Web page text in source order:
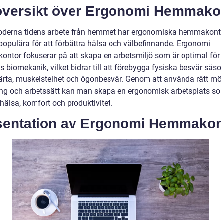
över Ergonomi
tidens arbete från hemmet har ergonomiska
för att förbättra hälsa och välbefinnande. Ergonomi
fokuserar på att skapa en arbetsmiljö som är optimal för
biomekanik, vilket bidrar till att förebygga fysiska besvär
muskelstelhet och ögonbesvär. Genom att använda rätt
och arbetssätt kan man skapa en ergonomisk arbetsplats
komfort och produktivitet.
av Ergonomi